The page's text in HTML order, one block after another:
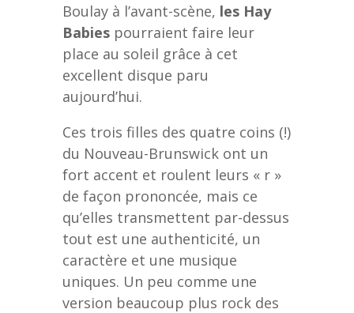
Boulay à l’avant-scène, les Hay
Babies pourraient faire leur
place au soleil grâce à cet
excellent disque paru
aujourd’hui.
Ces trois filles des quatre coins (!)
du Nouveau-Brunswick ont un
fort accent et roulent leurs « r »
de façon prononcée, mais ce
qu’elles transmettent par-dessus
tout est une authenticité, un
caractère et une musique
uniques. Un peu comme une
version beaucoup plus rock des